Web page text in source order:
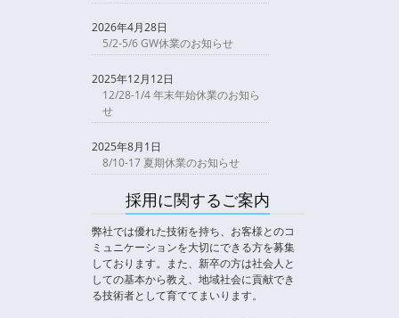
2026年4月28日
5/2-5/6 GW休業のお知らせ
2025年12月12日
12/28-1/4 年末年始休業のお知ら
せ
2025年8月1日
8/10-17 夏期休業のお知らせ
採用に関するご案内
弊社では優れた技術を持ち、お客様とのコ
ミュニケーションを大切にできる方を募集
しております。また、新卒の方は社会人と
しての基本から教え、地域社会に貢献でき
る技術者として育ててまいります。